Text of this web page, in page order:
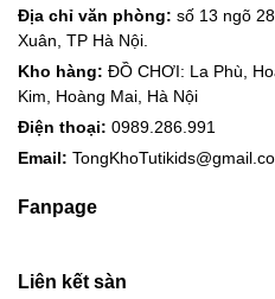
Địa chỉ văn phòng: số 13 ngõ
Xuân, TP Hà Nội.
Kho hàng: ĐỒ CHƠI: La Phù,
Kim, Hoàng Mai, Hà Nội
Điện thoại: 0989.286.991
Email:
Fanpage
Liên kết sàn